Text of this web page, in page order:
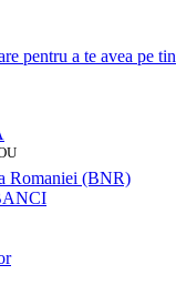
pentru a te avea pe
Romaniei (BNR)